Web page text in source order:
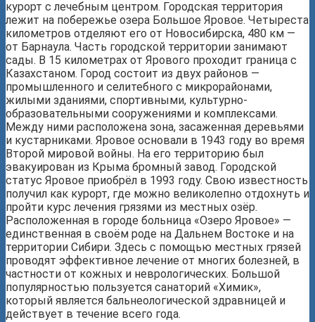
курорт с лечебным центром. Городская территория
лежит на побережье озера Большое Яровое. Четыреста
километров отделяют его от Новосибирска, 480 км —
от Барнаула. Часть городской территории занимают
сады. В 15 километрах от Ярового проходит граница с
Казахстаном. Город состоит из двух районов —
промышленного и селитебного с микрорайонами,
жилыми зданиями, спортивными, культурно-
образовательными сооружениями и комплексами.
Между ними расположена зона, засаженная деревьями
и кустарниками. Яровое основали в 1943 году во время
Второй мировой войны. На его территорию был
эвакуирован из Крыма бромный завод. Городской
статус Яровое приобрёл в 1993 году. Свою известность
получил как курорт, где можно великолепно отдохнуть и
пройти курс лечения грязями из местных озёр.
Расположенная в городе больница «Озеро Яровое» —
единственная в своём роде на Дальнем Востоке и на
территории Сибири. Здесь с помощью местных грязей
проводят эффективное лечение от многих болезней, в
частности от кожных и неврологических. Большой
популярностью пользуется санаторий «Химик»,
который является бальнеологической здравницей и
действует в течение всего года.